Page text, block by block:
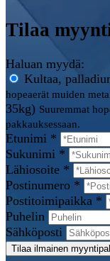
Tilaa
Haluan myydä:
Kultaa,
hopeaerät muiden
35kg) Suuremmat
pakkauksessaan.
Etunimi *
Sukunimi *
Lähiosoite *
Postinumero *
Postitoimipaikka *
Puhelin
Sähköposti
Tilaa ilmainen